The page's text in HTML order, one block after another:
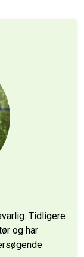
Tidligere
og har